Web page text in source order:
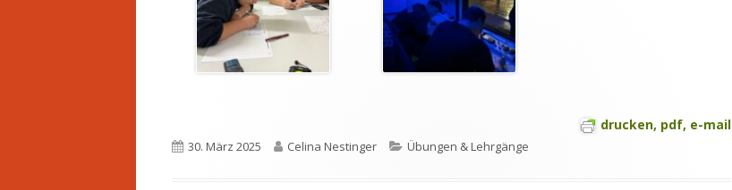
drucken, pdf, e-mail
Veröffentlicht
30. März 2025 Autor
Celina Nestinger Kategorien
Übungen & Lehrgänge